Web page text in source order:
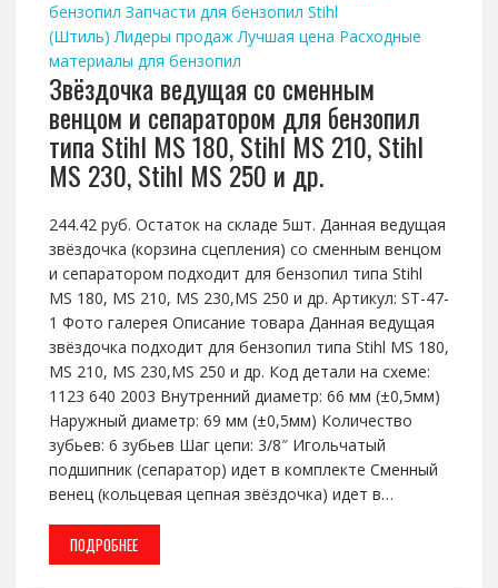
бензопил Запчасти для бензопил Stihl
(Штиль) Лидеры продаж Лучшая цена Расходные
материалы для бензопил
Звёздочка ведущая со сменным
венцом и сепаратором для бензопил
типа Stihl MS 180, Stihl MS 210, Stihl
MS 230, Stihl MS 250 и др.
244.42 руб. Остаток на складе 5шт. Данная ведущая
звёздочка (корзина сцепления) со сменным венцом
и сепаратором подходит для бензопил типа Stihl
MS 180, MS 210, MS 230,MS 250 и др. Артикул: ST-47-
1 Фото галерея Описание товара Данная ведущая
звёздочка подходит для бензопил типа Stihl MS 180,
MS 210, MS 230,MS 250 и др. Код детали на схеме:
1123 640 2003 Внутренний диаметр: 66 мм (±0,5мм)
Наружный диаметр: 69 мм (±0,5мм) Количество
зубьев: 6 зубьев Шаг цепи: 3/8″ Игольчатый
подшипник (сепаратор) идет в комплекте Сменный
венец (кольцевая цепная звёздочка) идет в…
ПОДРОБНЕЕ